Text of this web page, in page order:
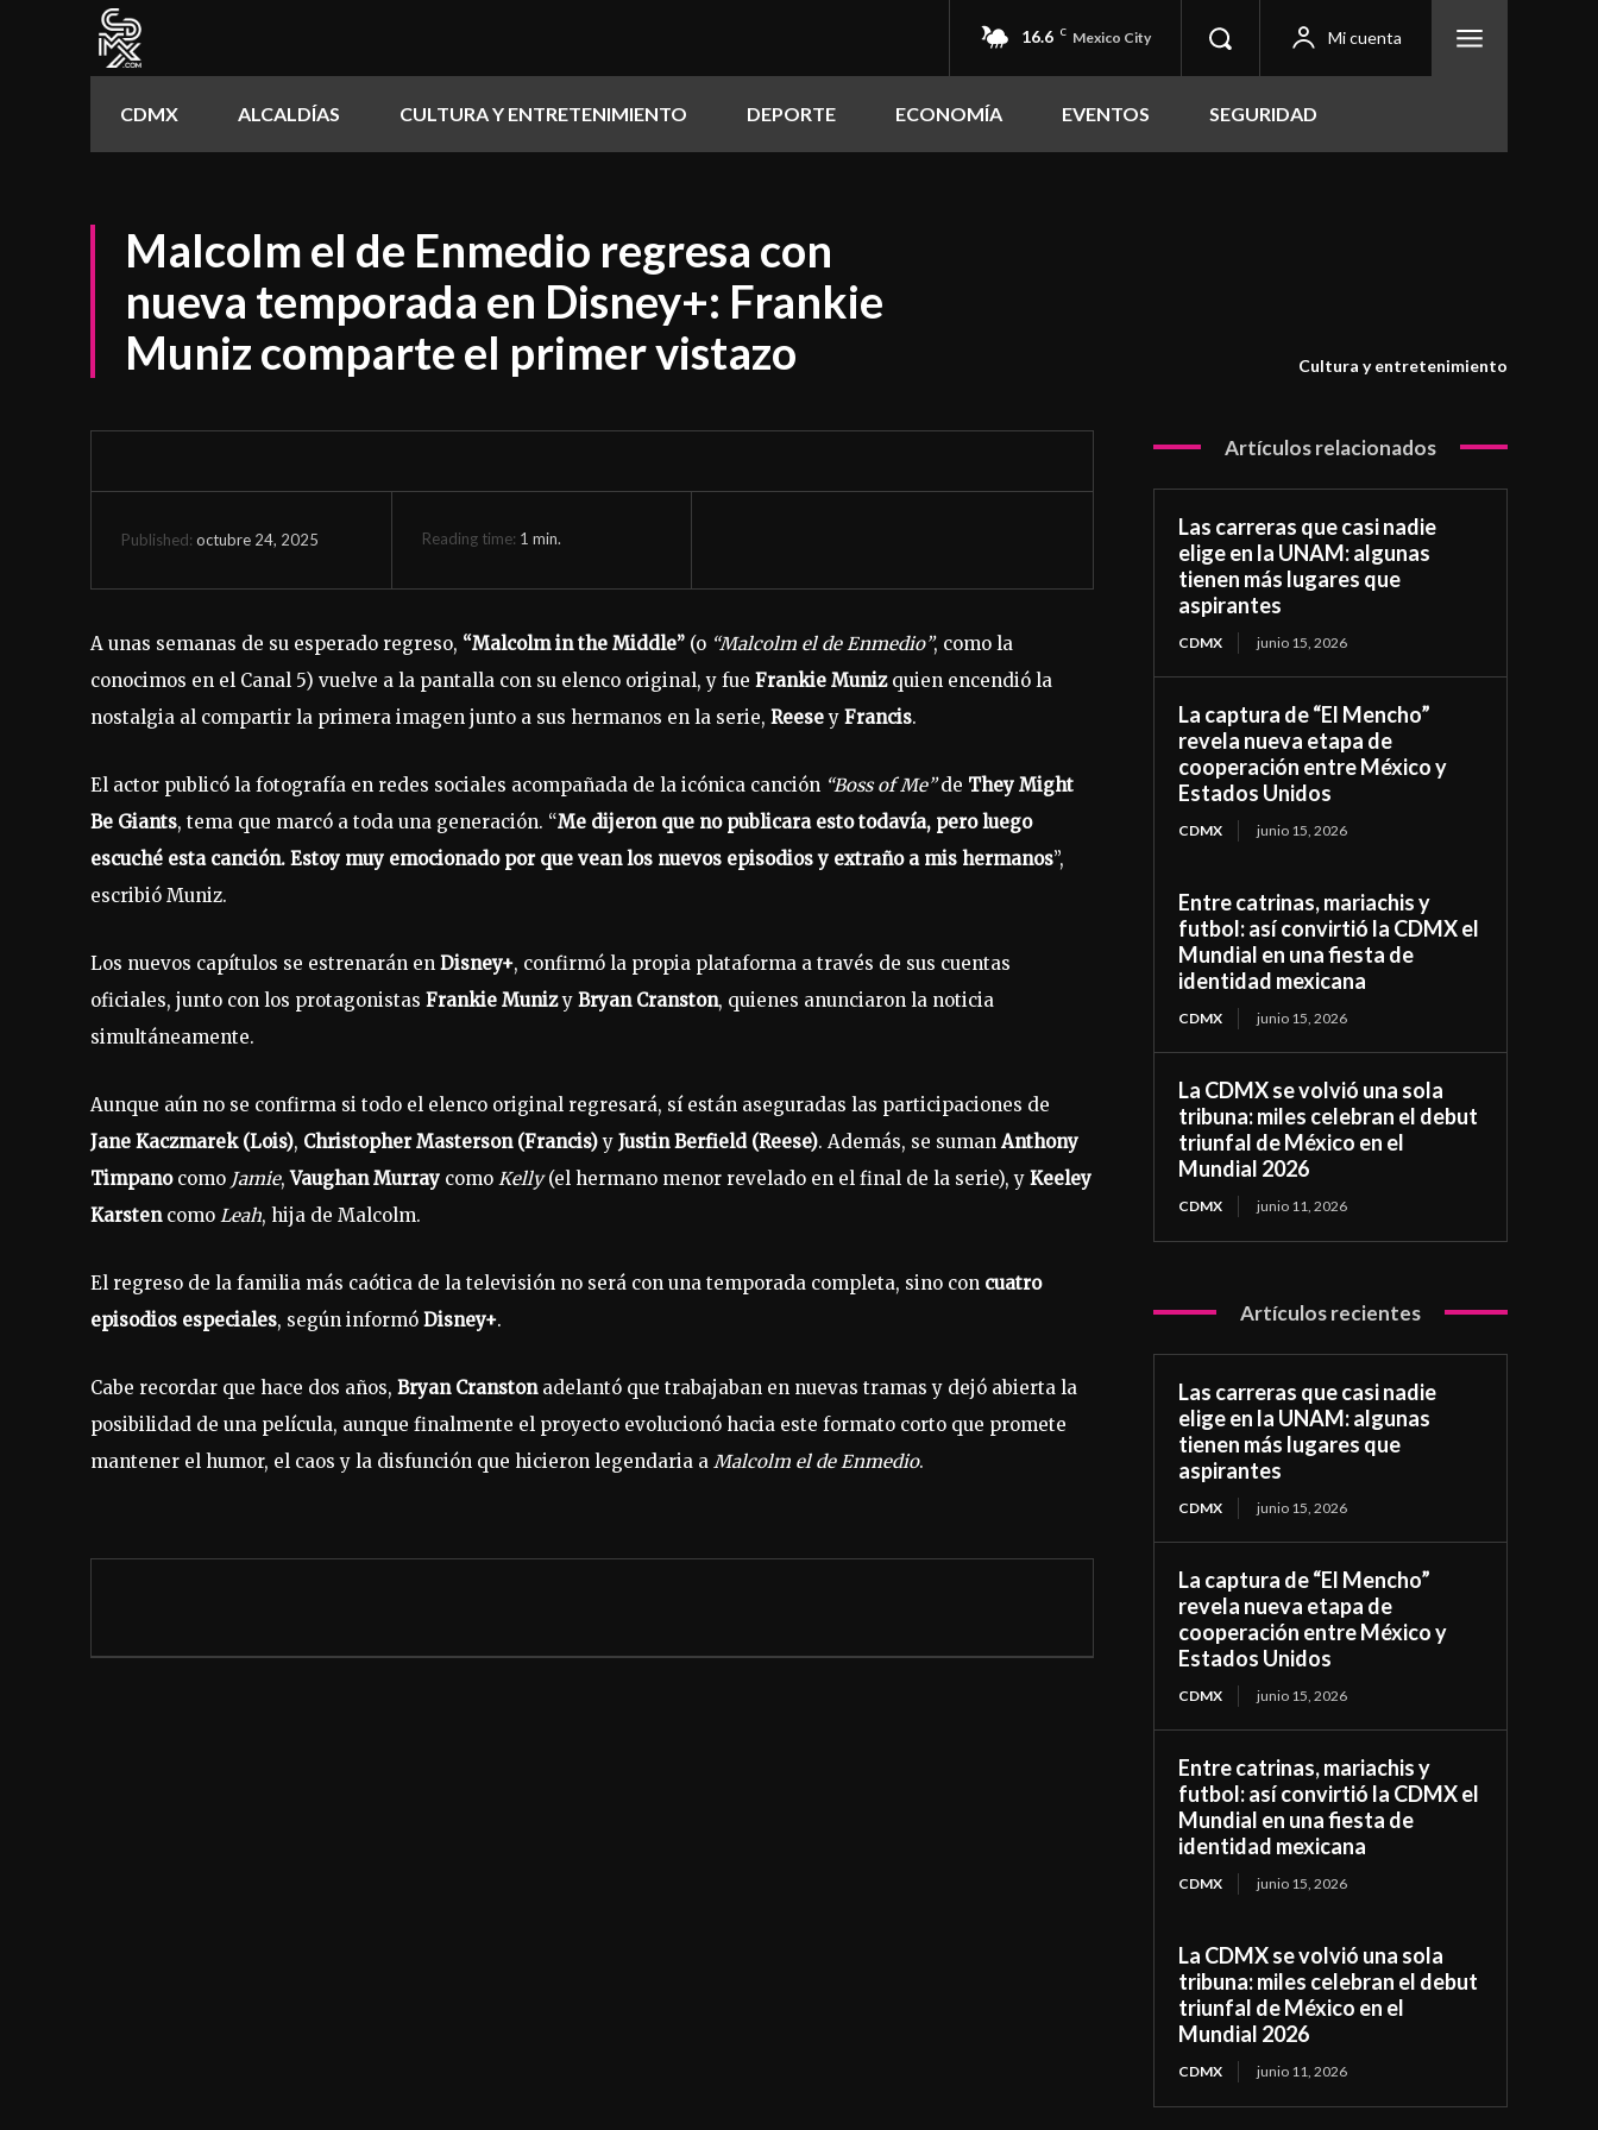
16.6 C Mexico City Mi cuenta
CDMX ALCALDÍAS CULTURA Y ENTRETENIMIENTO DEPORTE ECONOMÍA EVENTOS SEGURIDAD
Malcolm el de Enmedio regresa con
nueva temporada en Disney+: Frankie
Muniz comparte el primer vistazo
Cultura y entretenimiento
Published: octubre 24, 2025 Reading time: 1 min.
A unas semanas de su esperado regreso, “Malcolm in the Middle” (o “Malcolm el de Enmedio”, como la
conocimos en el Canal 5) vuelve a la pantalla con su elenco original, y fue Frankie Munizquien encendió la
nostalgia al compartir la primera imagen junto a sus hermanos en la serie, Reesey Francis.
El actor publicó la fotografía en redes sociales acompañada de la icónica canción “Boss of Me”de They Might
Be Giants, tema que marcó a toda una generación. “Me dijeron que no publicara esto todavía, pero luego
escuché esta canción. Estoy muy emocionado por que vean los nuevos episodios y extraño a mis hermanos”,
escribió Muniz.
Los nuevos capítulos se estrenarán en Disney+, confirmó la propia plataforma a través de sus cuentas
oficiales, junto con los protagonistas Frankie Munizy Bryan Cranston, quienes anunciaron la noticia
simultáneamente.
Aunque aún no se confirma si todo el elenco original regresará, sí están aseguradas las participaciones de
Jane Kaczmarek (Lois), Christopher Masterson (Francis)y Justin Berfield (Reese). Además, se suman Anthony
Timpanocomo Jamie,Vaughan Murray como Kelly(el hermano menor revelado en el final de la serie), y Keeley
Karstencomo Leah, hija de Malcolm.
El regreso de la familia más caótica de la televisión no será con una temporada completa, sino con cuatro
episodios especiales, según informó Disney+.
Cabe recordar que hace dos años, Bryan Cranstonadelantó que trabajaban en nuevas tramas y dejó abierta la
posibilidad de una película, aunque finalmente el proyecto evolucionó hacia este formato corto que promete
mantener el humor, el caos y la disfunción que hicieron legendaria a Malcolm el de Enmedio.
Artículos relacionados
Las carreras que casi nadie
elige en la UNAM: algunas
tienen más lugares que
aspirantes
CDMX junio 15, 2026
La captura de “El Mencho”
revela nueva etapa de
cooperación entre México y
Estados Unidos
CDMX junio 15, 2026
Entre catrinas, mariachis y
futbol: así convirtió la CDMX el
Mundial en una fiesta de
identidad mexicana
CDMX junio 15, 2026
La CDMX se volvió una sola
tribuna: miles celebran el debut
triunfal de México en el
Mundial 2026
CDMX junio 11, 2026
Artículos recientes
Las carreras que casi nadie
elige en la UNAM: algunas
tienen más lugares que
aspirantes
CDMX junio 15, 2026
La captura de “El Mencho”
revela nueva etapa de
cooperación entre México y
Estados Unidos
CDMX junio 15, 2026
Entre catrinas, mariachis y
futbol: así convirtió la CDMX el
Mundial en una fiesta de
identidad mexicana
CDMX junio 15, 2026
La CDMX se volvió una sola
tribuna: miles celebran el debut
triunfal de México en el
Mundial 2026
CDMX junio 11, 2026